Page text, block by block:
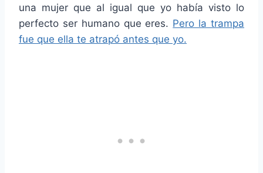
una mujer que al igual que yo había visto lo
perfecto ser humano que eres. Pero la trampa
fue que ella te atrapó antes que yo.